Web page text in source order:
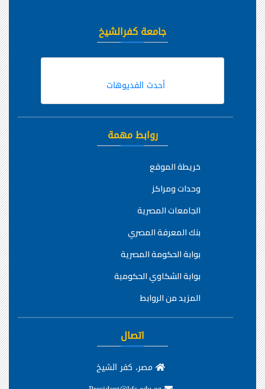
جامعة كفرالشيخ
أحدث الفديوهات
روابط مهمة
خريطة الموقع
وحدات ومراكز
الجامعات المصرية
بنك المعرفة المصري
بوابة الحكومة المصرية
بوابة الشكاوي الحكومية
المزيد من الروابط
اتصال
مصر، كفر الشيخ